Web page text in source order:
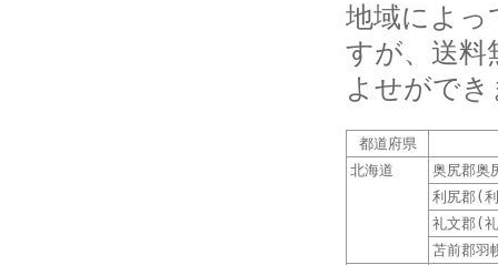
地域によっ
すが、送料
よせがで
都道府県
北海道
奥尻郡奥
利尻郡(
礼文郡(
苫前郡羽